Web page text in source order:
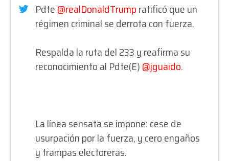
Pdte@realDonaldTrumpratificó que un
régimen criminal se derrota con fuerza.
Respalda la ruta del 233 y reafirma su
reconocimiento al Pdte(E)@jguaido.
La línea sensata se impone: cese de
usurpación por la fuerza, y cero engaños
y trampas electoreras.